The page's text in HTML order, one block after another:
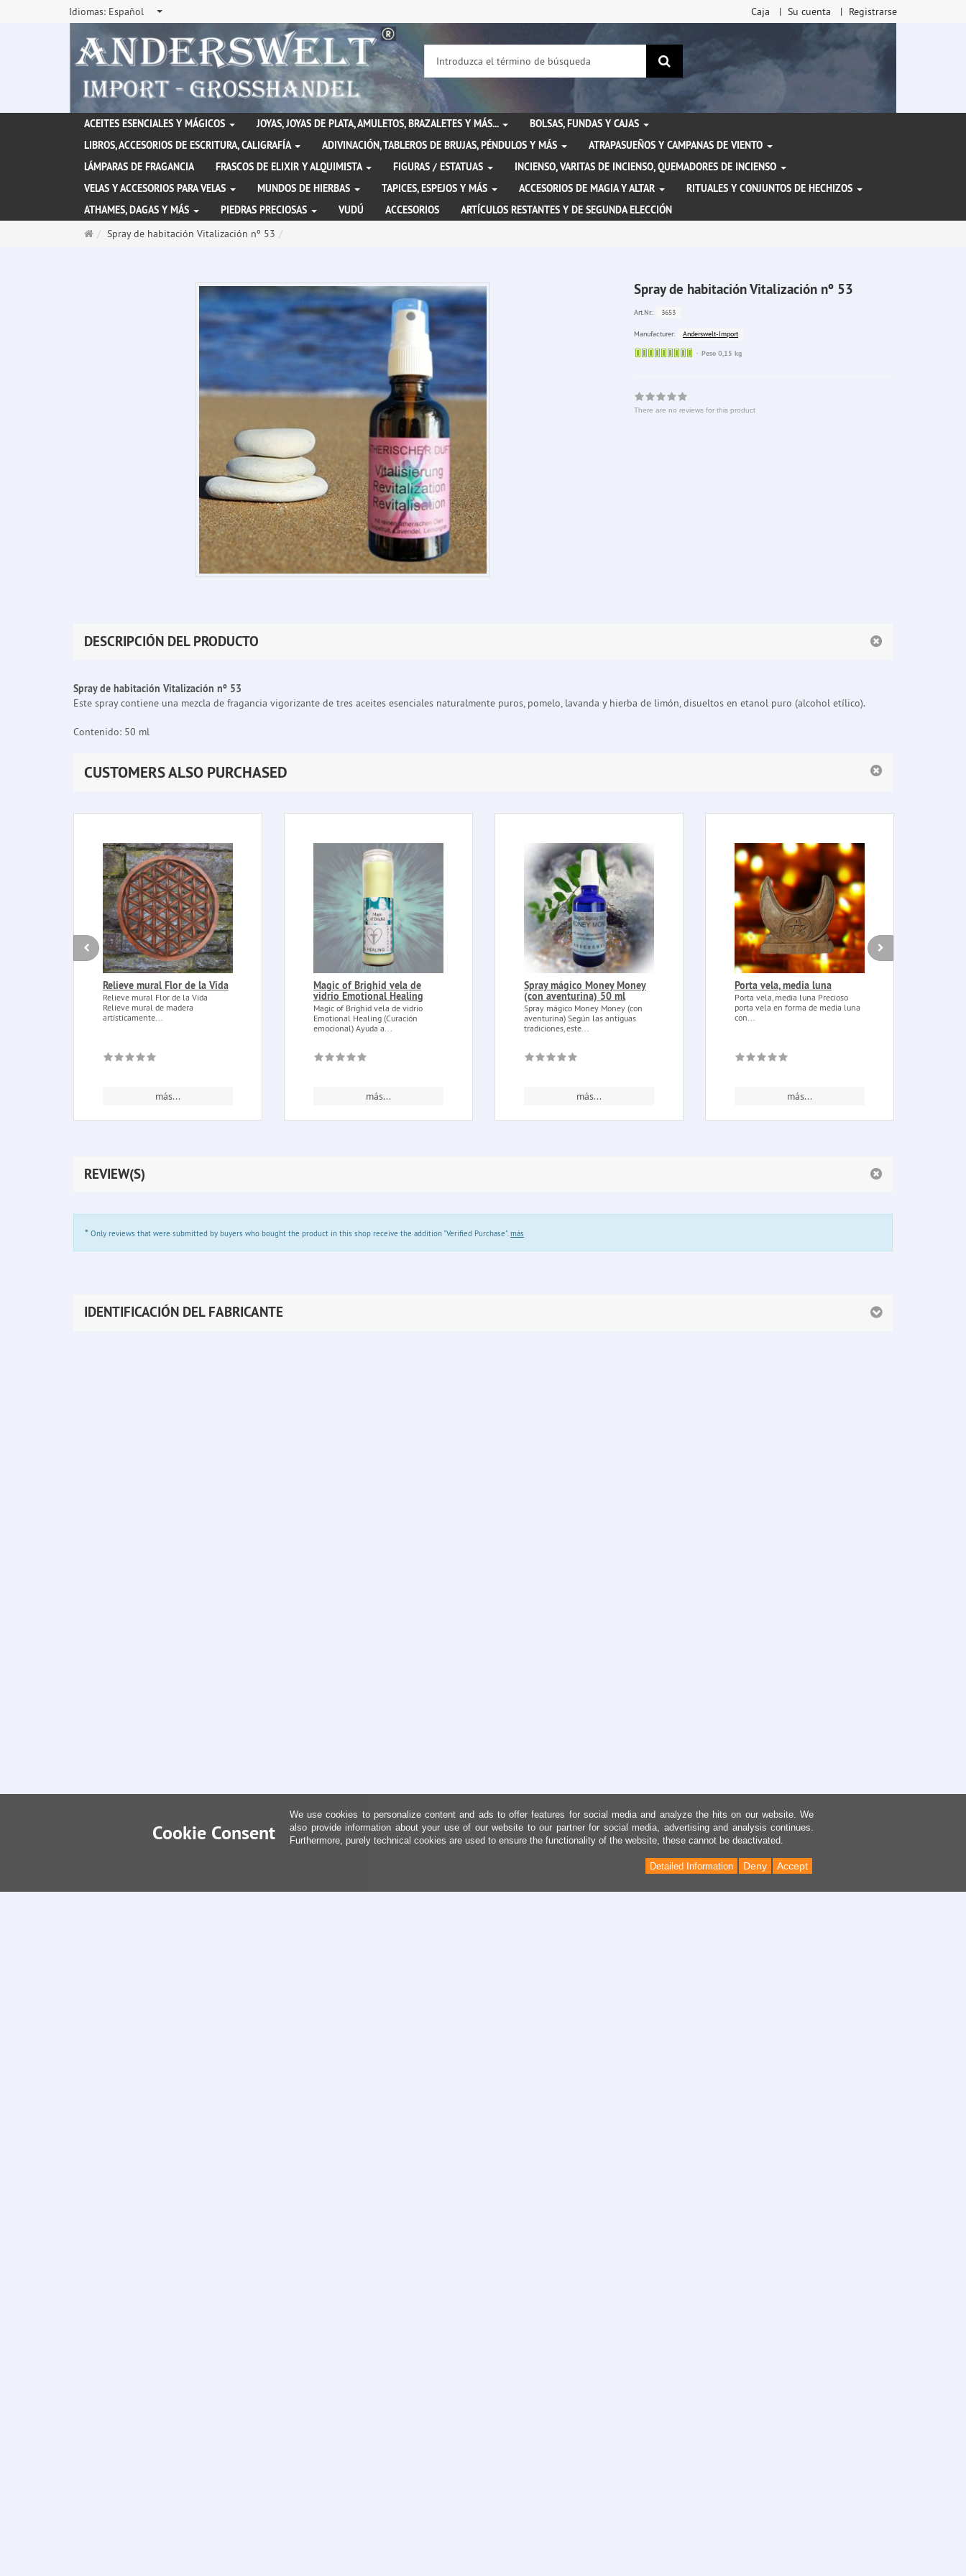
Idiomas: Español Caja Su cuenta Registrarse
Buscar
ACEITES ESENCIALES Y MÁGICOS JOYAS, JOYAS DE PLATA, AMULETOS, BRAZALETES Y MÁS...
BOLSAS, FUNDAS Y CAJAS
LIBROS, ACCESORIOS DE ESCRITURA, CALIGRAFÍA
ADIVINACIÓN, TABLEROS DE BRUJAS, PÉNDULOS Y MÁS
ATRAPASUEÑOS Y CAMPANAS DE VIENTO
LÁMPARAS DE FRAGANCIA
FRASCOS DE ELIXIR Y ALQUIMISTA FIGURAS / ESTATUAS
INCIENSO, VARITAS DE INCIENSO, QUEMADORES DE INCIENSO
VELAS Y ACCESORIOS PARA VELAS
MUNDOS DE HIERBAS TAPICES, ESPEJOS Y MÁS ACCESORIOS DE MAGIA Y ALTAR
RITUALES Y CONJUNTOS DE HECHIZOS
ATHAMES, DAGAS Y MÁS
PIEDRAS PRECIOSAS VUDÚ ACCESORIOS
ARTÍCULOS RESTANTES Y DE SEGUNDA ELECCIÓN
PáginaSpray de habitación Vitalización nº 53
Spray de habitación Vitalización nº 53
Art.Nr.: 3653
Manufacturer:
Anderswelt-Import
Sofort
Peso 0,15 kg
There are no reviews for this product
DESCRIPCIÓN DEL PRODUCTO
Spray de habitación Vitalización nº 53
Este spray contiene una mezcla de fragancia vigorizante de tres aceites esenciales naturalmente puros, pomelo, lavanda y hierba de limón, disueltos en etanol puro (alcohol etílico).
Contenido: 50 ml
CUSTOMERS ALSO PURCHASED
Relieve mural Flor de la Vida
Relieve mural Flor de la Vida
Relieve mural de madera
artísticamente...
más...
Magic of Brighid vela de
vidrio Emotional Healing
Magic of Brighid vela de vidrio
Emotional Healing (Curación
emocional) Ayuda a...
más...
Spray mágico Money Money
(con aventurina) 50 ml
Spray mágico Money Money (con
aventurina) Según las antiguas
tradiciones, este...
más...
Porta vela, media luna
Porta vela, media luna Precioso
porta vela en forma de media luna
con...
más...
REVIEW(S)
* Only reviews that were submitted by buyers who bought the product in this shop receive the addition "Verified Purchase".más
IDENTIFICACIÓN DEL FABRICANTE
Cookie Consent
We use cookies to personalize content and ads to offer features for social media and analyze the hits on our website. We
also provide information about your use of our website to our partner for social media, advertising and analysis continues.
Furthermore, purely technical cookies are used to ensure the functionality of the website, these cannot be deactivated.
Accept
Deny
Detailed Information